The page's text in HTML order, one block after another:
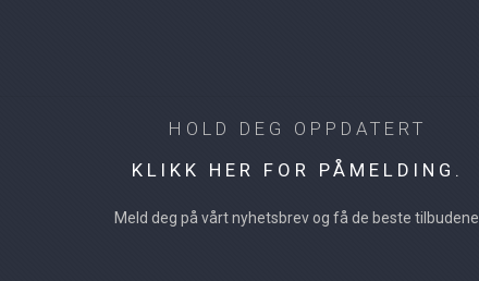
HOLD DEG OPPDATERT
KLIKK HER FOR PÅMELDING.
Meld deg på vårt nyhetsbrev og få de beste tilbudene.